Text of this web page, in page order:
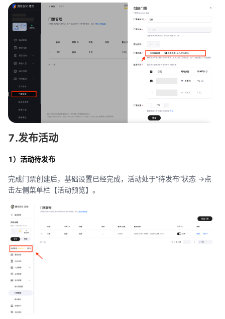
7.发布活动
1）活动待发布
完成门票创建后，基础设置已经完成，活动处于“待发布”状态 ->点
击左侧菜单栏【活动预览】。